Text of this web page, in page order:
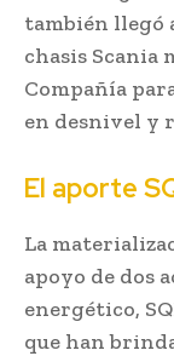
también llegó
chasis Scania
Compañía
en desnivel y
El aporte
La
apoyo de dos
energético,
que han